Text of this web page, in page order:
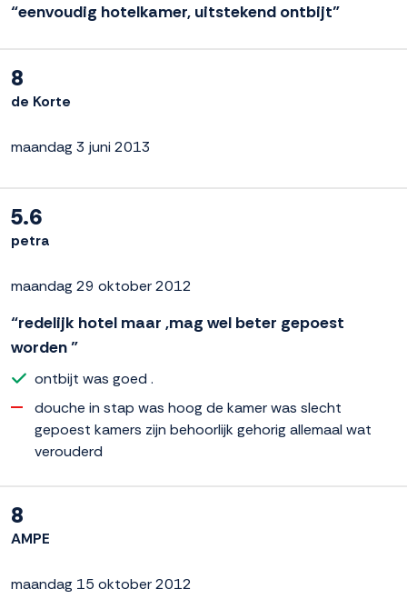
“eenvoudig hotelkamer, uitstekend ontbijt”
8
de Korte
maandag 3 juni 2013
5.6
petra
maandag 29 oktober 2012
“redelijk hotel maar ,mag wel beter gepoest
worden ”
ontbijt was goed .
douche in stap was hoog de kamer was slecht
gepoest kamers zijn behoorlijk gehorig allemaal wat
verouderd
8
AMPE
maandag 15 oktober 2012